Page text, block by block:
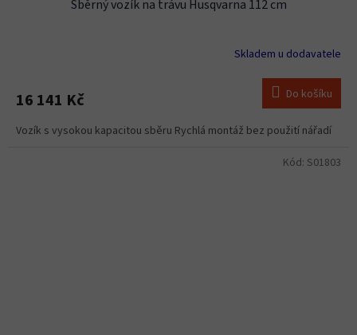
Sběrný vozík na trávu Husqvarna 112 cm
Skladem u dodavatele
16 141 Kč Do košíku
Vozík s vysokou kapacitou sběru Rychlá montáž bez použití nářadí
Kód: S01803